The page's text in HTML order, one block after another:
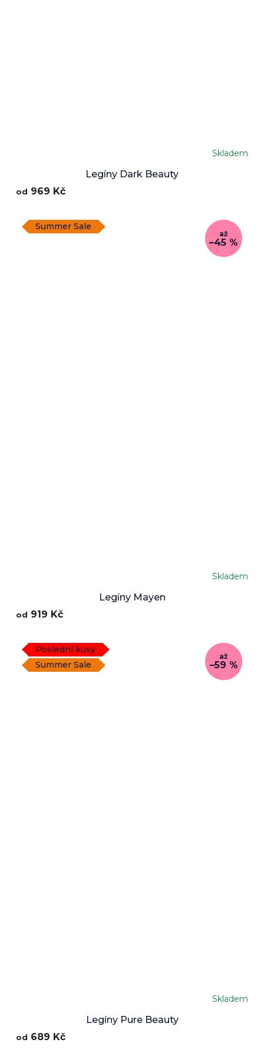
Legíny Dark Beauty
Skladem
od 969 Kč
Summer Sale
až
–45 %
Legíny Mayen
Skladem
od 919 Kč
Poslední kusy
Summer Sale
až
–59 %
Legíny Pure Beauty
je
Skladem
od 689 Kč